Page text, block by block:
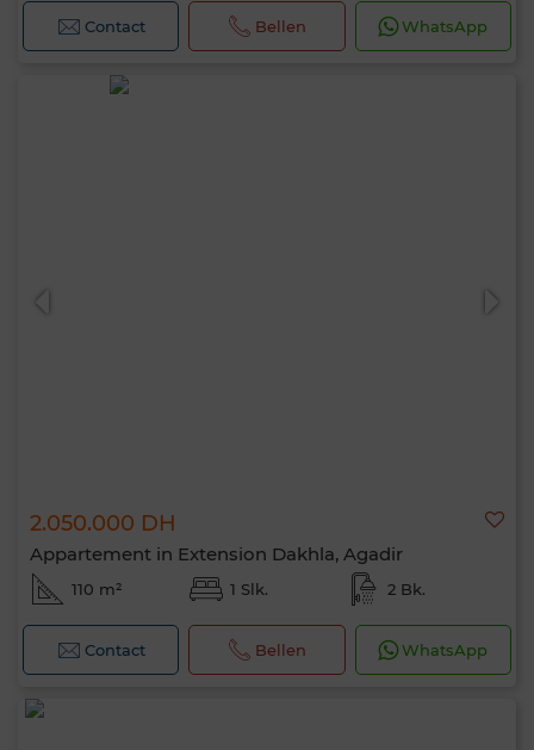
Contact Bellen WhatsApp
2.050.000 DH
Appartement in Extension Dakhla, Agadir
110 m² 1 Slk. 2 Bk.
Contact Bellen WhatsApp